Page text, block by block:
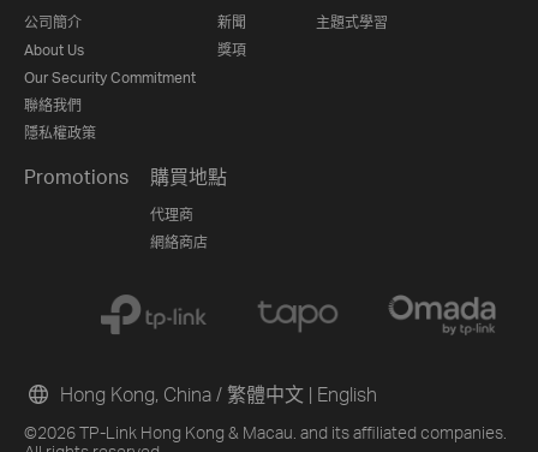
公司簡介
About Us
Our Security Commitment
聯絡我們
隱私權政策
新聞
獎項
主題式學習
Promotions 購買地點
代理商
網絡商店
©2026 TP-Link Hong Kong & Macau. and its affiliated companies.
Hong Kong, China / 繁體中文 | English